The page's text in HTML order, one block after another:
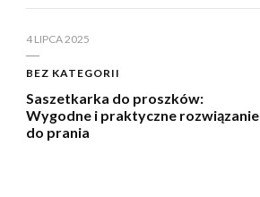
4 LIPCA 2025
BEZ KATEGORII
Saszetkarka do proszków:
Wygodne i praktyczne rozwiązanie
do prania